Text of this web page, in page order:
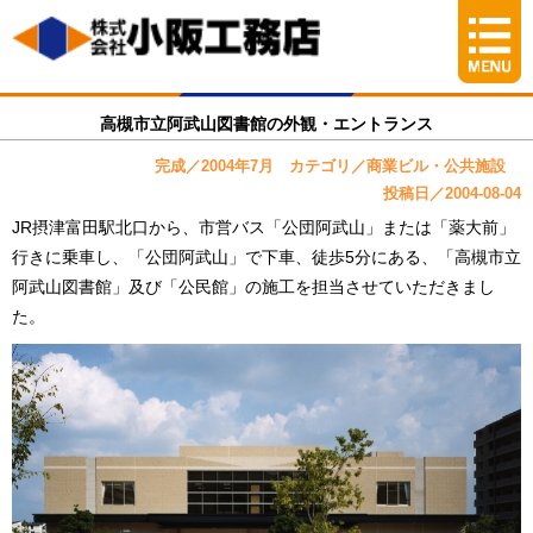
高槻市立阿武山図書館の外観・エントランス
完成／2004年7月 カテゴリ／商業ビル・公共施設
投稿日／2004-08-04
JR摂津富田駅北口から、市営バス「公団阿武山」または「薬大前」
行きに乗車し、「公団阿武山」で下車、徒歩5分にある、「高槻市立
阿武山図書館」及び「公民館」の施工を担当させていただきまし
た。